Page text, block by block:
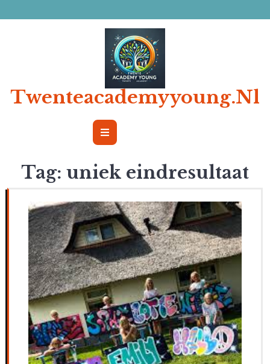
naar
Twenteacademyyoung.nl
Open
Tag: uniek eindresultaat